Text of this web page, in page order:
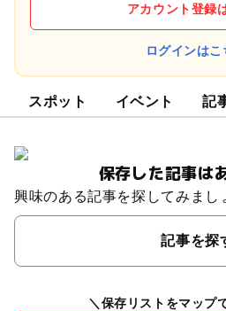
アカウント登録
ログインはこ
スポット イベント 記
保存した記事は
興味のある記事を探してみまし
記事を探
保存リストをマップ